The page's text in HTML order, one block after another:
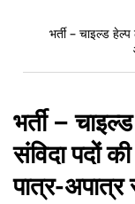
भर्ती – चाइल्ड हेल्प
भर्ती –
संविदा पदों
पात्र-अपात्र